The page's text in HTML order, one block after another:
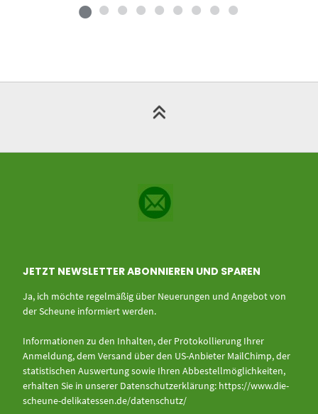
JETZT NEWSLETTER ABONNIEREN UND SPAREN
Ja, ich möchte regelmäßig über Neuerungen und Angebot von
der Scheune informiert werden.
Informationen zu den Inhalten, der Protokollierung Ihrer
Anmeldung, dem Versand über den US-Anbieter MailChimp, der
statistischen Auswertung sowie Ihren Abbestellmöglichkeiten,
erhalten Sie in unserer Datenschutzerklärung: https://www.die-
scheune-delikatessen.de/datenschutz/